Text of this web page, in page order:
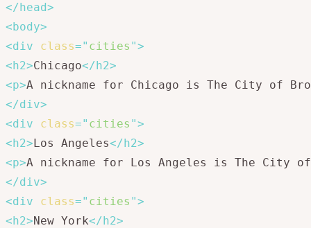
</head>
<body>
<div class=" cities ">
<h2>Chicago</h2>
<p>A nickname for Chicago is The City of
</div>
<div class=" cities ">
<h2>Los Angeles</h2>
<p>A nickname for Los Angeles is The City
</div>
<div class=" cities ">
<h2>New York</h2>